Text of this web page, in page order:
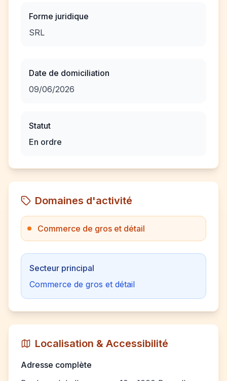
Forme juridique
SRL
Date de domiciliation
09/06/2026
Statut
En ordre
Domaines d'activité
Commerce de gros et détail
Secteur principal
Commerce de gros et détail
Localisation & Accessibilité
Adresse complète